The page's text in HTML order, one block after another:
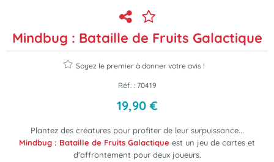
Mindbug : Bataille de Fruits Galactique
Soyez le premier à donner votre avis !
Réf. : 70419
19,90 €
Plantez des créatures pour profiter de leur surpuissance...
Mindbug : Bataille de Fruits Galactique est un jeu de cartes et
d'affrontement pour deux joueurs.